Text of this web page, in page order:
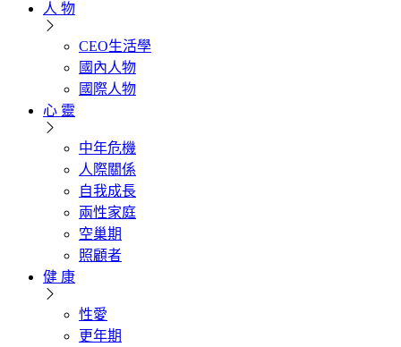
人 物
CEO生活學
國內人物
國際人物
心 靈
中年危機
人際關係
自我成長
兩性家庭
空巢期
照顧者
健 康
性愛
更年期